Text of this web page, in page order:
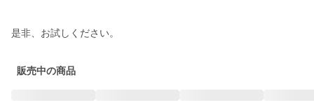
是非、お試しください。
販売中の商品